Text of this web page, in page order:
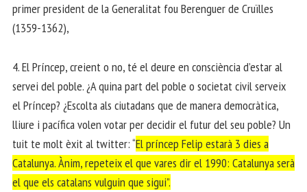
primer president de la Generalitat fou Berenguer de Cruïlles
(1359-1362),
4. El Príncep, creient o no, té el deure en consciència d’estar al
servei del poble. ¿A quina part del poble o societat civil serveix
el Príncep? ¿Escolta als ciutadans que de manera democràtica,
lliure i pacífica volen votar per decidir el futur del seu poble? Un
tuit te molt èxit al twitter: “El príncep Felip estarà 3 dies a
Catalunya. Ànim, repeteix el que vares dir el 1990: Catalunya serà
el que els catalans vulguin que sigui”.